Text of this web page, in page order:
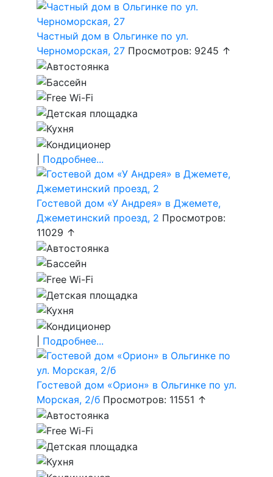
Частный дом в Ольгинке по ул.
Черноморская, 27 Просмотров: 9245 ↑
Подробнее...
Гостевой дом «У Андрея» в Джемете,
Джеметинский проезд, 2 Просмотров:
11029 ↑
Подробнее...
Гостевой дом «Орион» в Ольгинке по ул.
Морская, 2/б Просмотров: 11551 ↑